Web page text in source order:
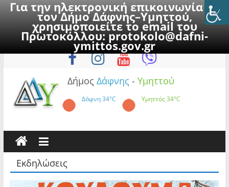
Για την ηλεκτρονική επικοινωνία με
τον Δήμο Δάφνης–Υμηττού,
χρησιμοποιείτε το email του
Πρωτοκόλλου:protokolo@dafni-
ymittos.gov.gr
to
Παρασκευή, 7 Αυγούστου 2026
Δήμος Δάφνης - Υμηττού
Δάφνη34°C Υμηττός34°C
Εκδηλώσεις